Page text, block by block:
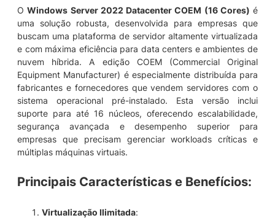
e
r
2
0
2
2
C
O
E
M
B
R
1
OWindows Server 2022 Datacenter COEM (16 Cores) é
uma solução robusta, desenvolvida para empresas que
buscam uma plataforma de servidor altamente virtualizada
e com máxima eficiência para data centers e ambientes de
nuvem híbrida. A edição COEM (Commercial Original
Equipment Manufacturer) é especialmente distribuída para
fabricantes e fornecedores que vendem servidores com o
sistema operacional pré-instalado. Esta versão inclui
suporte para até 16 núcleos, oferecendo escalabilidade,
segurança avançada e desempenho superior para
empresas que precisam gerenciar workloads críticas e
múltiplas máquinas virtuais.
Principais Características e Benefícios:
Virtualização Ilimitada: